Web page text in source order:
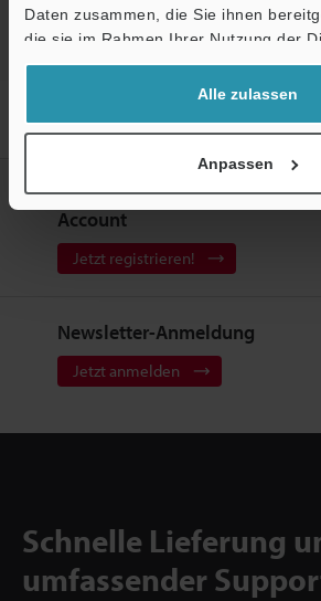
Daten zusammen, die Sie ihnen
die sie im Rahmen Ihrer Nutzung der
haben.
Alle zulassen
Anpassen
Sensor
Modelle Control-Panel
Erstellen Sie Ihren KEYENCE
Account
Jetzt registrieren!
Newsletter-Anmeldung
Jetzt anmelden
Schnelle Lieferung
umfassender